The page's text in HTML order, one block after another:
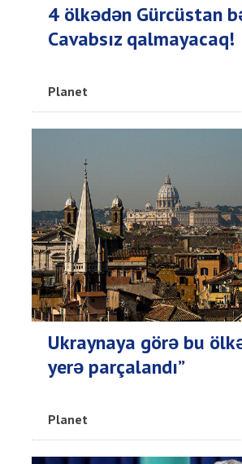
4 ölkədən Gürcüstan
Cavabsız qalmayacaq!
Planet
Ukraynaya görə bu
yerə parçalandı”
Planet